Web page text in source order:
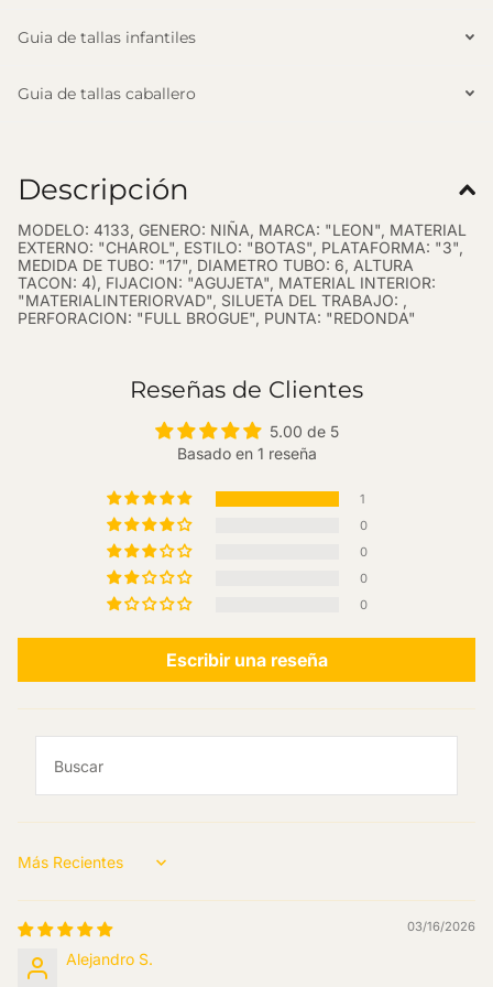
Guia de tallas infantiles
Guia de tallas caballero
Descripción
MODELO: 4133, GENERO: NIÑA, MARCA: "LEON", MATERIAL
EXTERNO: "CHAROL", ESTILO: "BOTAS", PLATAFORMA: "3",
MEDIDA DE TUBO: "17", DIAMETRO TUBO: 6, ALTURA
TACON: 4), FIJACION: "AGUJETA", MATERIAL INTERIOR:
"MATERIALINTERIORVAD", SILUETA DEL TRABAJO: ,
PERFORACION: "FULL BROGUE", PUNTA: "REDONDA"
Reseñas de Clientes
5.00 de 5
Basado en 1 reseña
1
0
0
0
0
Escribir una reseña
Sort by
03/16/2026
Alejandro S.